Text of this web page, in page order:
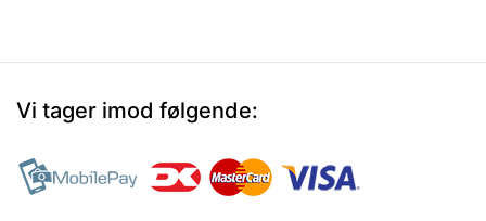
Vi tager imod følgende: